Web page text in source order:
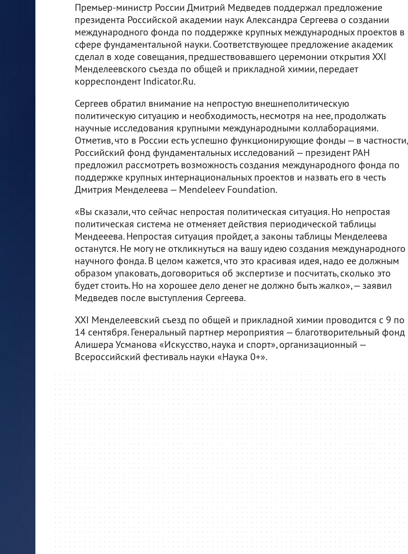
Премьер-министр России Дмитрий Медведев поддержал предложение
президента Российской академии наук Александра Сергеева о создании
международного фонда по поддержке крупных международных проектов в
сфере фундаментальной науки. Соответствующее предложение академик
сделал в ходе совещания, предшествовавшего церемонии открытия ХХI
Менделеевского съезда по общей и прикладной химии, передает
корреспондент Indicator.Ru.
Сергеев обратил внимание на непростую внешнеполитическую
политическую ситуацию и необходимость, несмотря на нее, продолжать
научные исследования крупными международными коллаборациями.
Отметив, что в России есть успешно функционирующие фонды — в частности,
Российский фонд фундаментальных исследований — президент РАН
предложил рассмотреть возможность создания международного фонда по
поддержке крупных интернациональных проектов и назвать его в честь
Дмитрия Менделеева — Mendeleev Foundation.
«Вы сказали, что сейчас непростая политическая ситуация. Но непростая
политическая система не отменяет действия периодической таблицы
Мендееева. Непростая ситуация пройдет, а законы таблицы Менделеева
останутся. Не могу не откликнуться на вашу идею создания международного
научного фонда. В целом кажется, что это красивая идея, надо ее должным
образом упаковать, договориться об экспертизе и посчитать, сколько это
будет стоить. Но на хорошее дело денег не должно быть жалко», — заявил
Медведев после выступления Сергеева.
ХХI Менделеевский съезд по общей и прикладной химии проводится с 9 по
14 сентября. Генеральный партнер мероприятия — благотворительный фонд
Алишера Усманова «Искусство, наука и спорт», организационный —
Всероссийский фестиваль науки «Наука 0+».